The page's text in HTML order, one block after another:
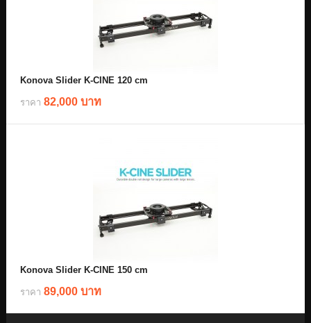
Konova Slider K-CINE 120 cm
ราคา 82,000 บาท
Konova Slider K-CINE 150 cm
ราคา 89,000 บาท